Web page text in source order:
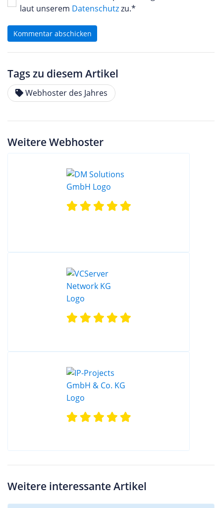
laut unserem Datenschutzzu.*
Kommentar abschicken
Tags zu diesem Artikel
Webhoster des Jahres
Weitere Webhoster
Weitere interessante Artikel